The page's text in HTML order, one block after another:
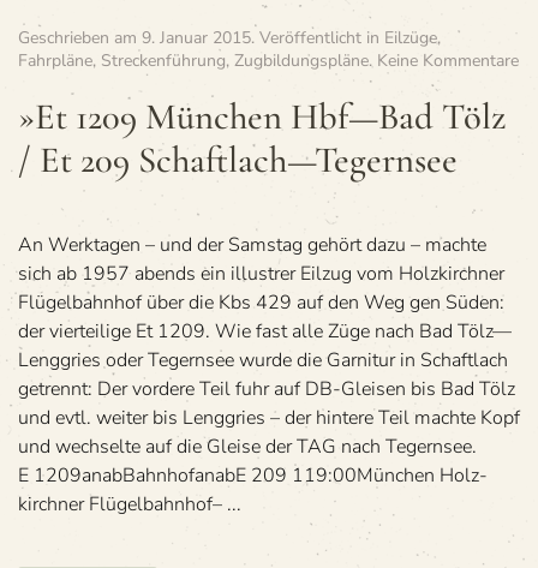
Geschrieben am 9. Januar 2015. Veröffentlicht in Eilzüge,
Fahrpläne, Streckenführung, Zugbildungspläne. Keine Kommentarezu
»Et 1209 Mün­chen Hbf—Bad Tölz
/ Et 209 Schaftlach—Tegernsee
An Werk­ta­gen – und der Sams­tag gehört dazu – machte
sich ab 1957 abends ein illus­trer Eil­zug vom Holz­kirch­ner
Flü­gel­bahn­hof über die Kbs 429 auf den Weg gen Süden:
der vier­tei­lige Et 1209. Wie fast alle Züge nach Bad Tölz—
Lenggries oder Tegern­see wurde die Gar­ni­tur in Schaft­lach
getrennt: Der vor­dere Teil fuhr auf DB-Glei­sen bis Bad Tölz
und evtl. wei­ter bis Leng­gries – der hin­tere Teil machte Kopf
und wech­selte auf die Gleise der TAG nach Tegernsee.
E 1209anabBahn­hofanabE 209 119:00Mün­chen Holz­
kirch­ner Flügelbahnhof– ...